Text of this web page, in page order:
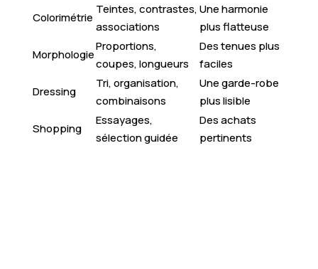
Colorimétrie
Teintes, contrastes,
associations
Une harmonie
plus flatteuse
Morphologie
Proportions,
coupes, longueurs
Des tenues plus
faciles
Dressing
Tri, organisation,
combinaisons
Une garde-robe
plus lisible
Shopping
Essayages,
sélection guidée
Des achats
pertinents